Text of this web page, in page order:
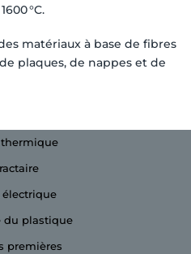
°C.
matériaux à base de fibres
plaques, de nappes et de
électrique
du plastique
premières